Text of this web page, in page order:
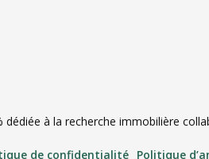
dédiée à la recherche immobilière
de confidentialité Politique